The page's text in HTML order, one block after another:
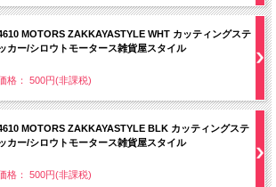
MOTORS ZAKKAYASTYLE WHT カッティングステ
ッカー/シロウトモータース雑貨屋スタイル
格： 500円(非課税)
MOTORS ZAKKAYASTYLE BLK カッティングステ
ッカー/シロウトモータース雑貨屋スタイル
格： 500円(非課税)